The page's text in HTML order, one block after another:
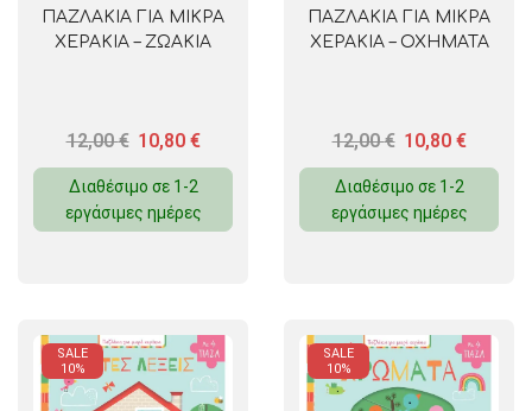
ΠΑΖΛΑΚΙΑ ΓΙΑ ΜΙΚΡΑ
ΧΕΡΑΚΙΑ – ΖΩΑΚΙΑ
12,00€ 10,80 €
Διαθέσιμο σε 1-2
εργάσιμες ημέρες
ΠΑΖΛΑΚΙΑ ΓΙΑ ΜΙΚΡΑ
ΧΕΡΑΚΙΑ – ΟΧΗΜΑΤΑ
12,00€ 10,80 €
Διαθέσιμο σε 1-2
εργάσιμες ημέρες
SALE
10%
SALE
10%